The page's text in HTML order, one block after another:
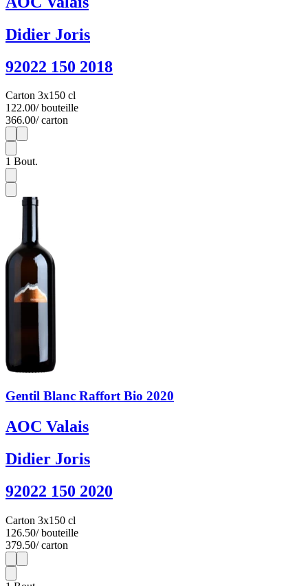
Didier Joris
92022 150 2018
Carton 3x150 cl
122.00/ bouteille
366.00/ carton
1
1 Bout.
Gentil Blanc Raffort Bio 2020
AOC Valais
Didier Joris
92022 150 2020
Carton 3x150 cl
126.50/ bouteille
379.50/ carton
1